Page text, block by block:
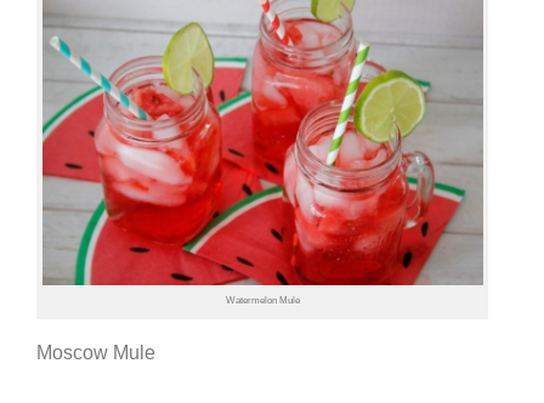
Watermelon Mule
Moscow Mule